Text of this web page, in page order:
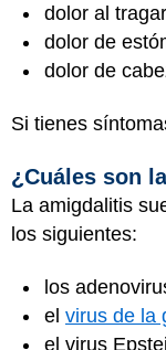
dolor al tragar
dolor de
dolor de
Si tienes
¿Cuáles son
La amigdalitis
los siguientes:
los
el virus de la
el virus